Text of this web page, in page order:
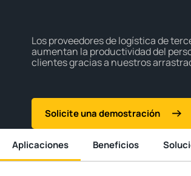
Los proveedores de logística de
aumentan la productividad del
clientes gracias a nuestros
Solicite una demostración
Aplicaciones Beneficios